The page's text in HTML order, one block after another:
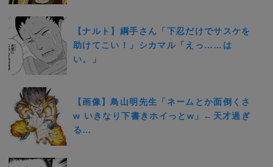
【ナルト】綱手さん「下忍だけでサスケを
助けてこい！」シカマル「えっ……は
い。」
【画像】鳥山明先生「ネームとか面倒くさ
w いきなり下書きホイっとw」←天才過ぎ
る…